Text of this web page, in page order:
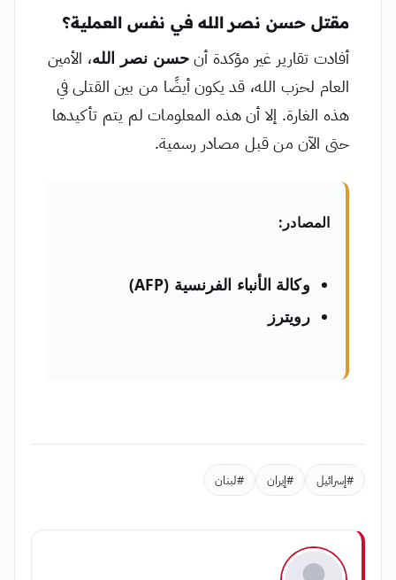
مقتل حسن نصر الله في نفس العملية؟
أفادت تقارير غير مؤكدة أنحسن نصر الله، الأمين
العام لحزب الله، قد يكون أيضًا من بين القتلى في
هذه الغارة. إلا أن هذه المعلومات لم يتم تأكيدها
حتى الآن من قبل مصادر رسمية.
المصادر:
وكالة الأنباء الفرنسية (AFP)
رويترز
#إسرائيل #إيران #لبنان